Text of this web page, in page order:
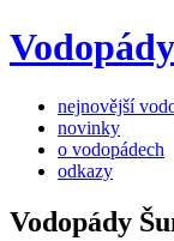
nejnovější
novinky
o vodopádech
odkazy
Vodopády